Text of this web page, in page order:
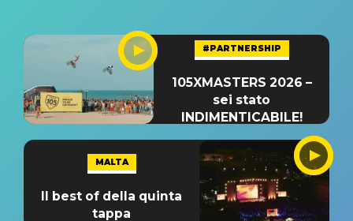
#PARTNERSHIP
105XMASTERS 2026 –
sei stato
INDIMENTICABILE!
MALTA
Il best of della quinta
tappa